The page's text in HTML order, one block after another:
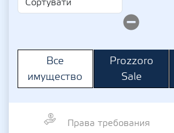
Все
имущество
Prozzoro
Sale
Права требования